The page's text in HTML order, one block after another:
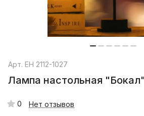
Арт. EH 2112-1027
Лампа настольная "Бокал"
0 Нет отзывов